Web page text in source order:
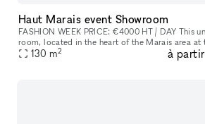
Haut Marais event Showroom
FASHION WEEK PRICE: €4000 HT / DAY This
room​,​ located in the heart of the Marais area at
courtyard​,​ is an outstanding site because to its
130 m2 à